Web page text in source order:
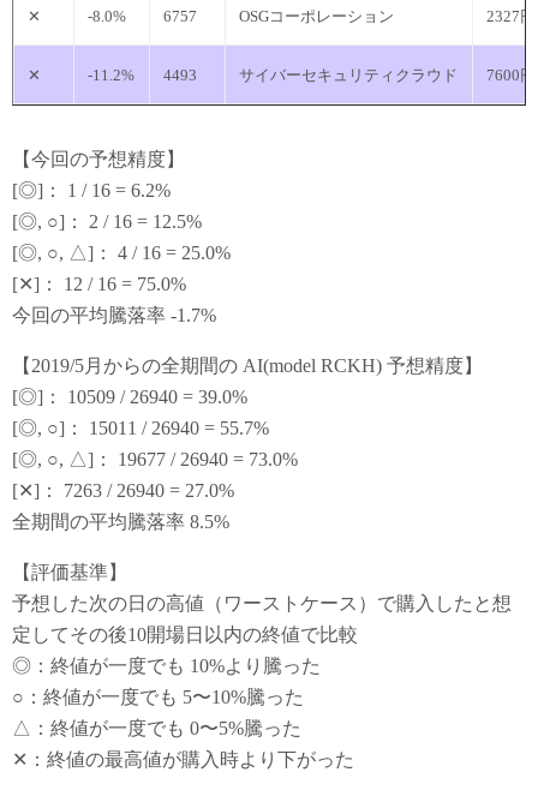
✕ -8.0% 6757 OSGコーポレーション 2327円
✕ -11.2% 4493 サイバーセキュリティクラウド 7600円
【今回の予想精度】
[◎]： 1 / 16 = 6.2%
[◎, ○]： 2 / 16 = 12.5%
[◎, ○, △]： 4 / 16 = 25.0%
[✕]： 12 / 16 = 75.0%
今回の平均騰落率 -1.7%
【2019/5月からの全期間の AI(model RCKH) 予想精度】
[◎]： 10509 / 26940 = 39.0%
[◎, ○]： 15011 / 26940 = 55.7%
[◎, ○, △]： 19677 / 26940 = 73.0%
[✕]： 7263 / 26940 = 27.0%
全期間の平均騰落率 8.5%
【評価基準】
予想した次の日の高値（ワーストケース）で購入したと想
定してその後10開場日以内の終値で比較
◎：終値が一度でも 10%より騰った
○：終値が一度でも 5〜10%騰った
△：終値が一度でも 0〜5%騰った
✕：終値の最高値が購入時より下がった